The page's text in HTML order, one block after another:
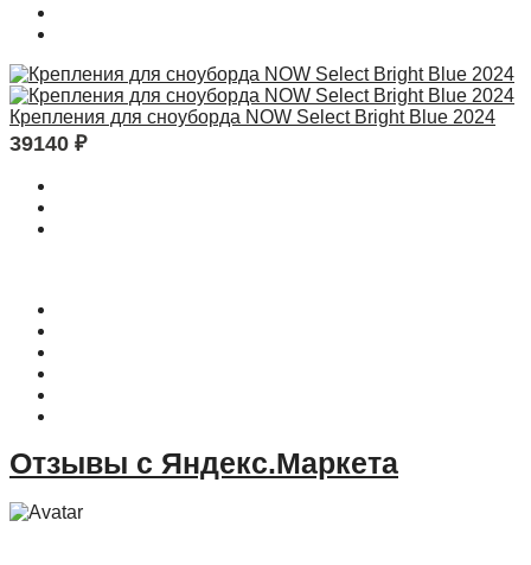
Крепления для сноуборда NOW Select Bright Blue 2024
39140 ₽
Отзывы с Яндекс.Маркета